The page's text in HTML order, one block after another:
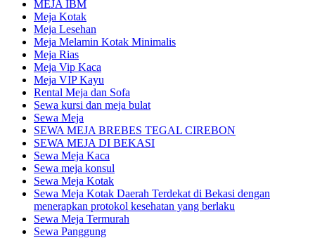
MEJA IBM
Meja Kotak
Meja Lesehan
Meja Melamin Kotak Minimalis
Meja Rias
Meja Vip Kaca
Meja VIP Kayu
Rental Meja dan Sofa
Sewa kursi dan meja bulat
Sewa Meja
SEWA MEJA BREBES TEGAL CIREBON
SEWA MEJA DI BEKASI
Sewa Meja Kaca
Sewa meja konsul
Sewa Meja Kotak
Sewa Meja Kotak Daerah Terdekat di Bekasi dengan
menerapkan protokol kesehatan yang berlaku
Sewa Meja Termurah
Sewa Panggung